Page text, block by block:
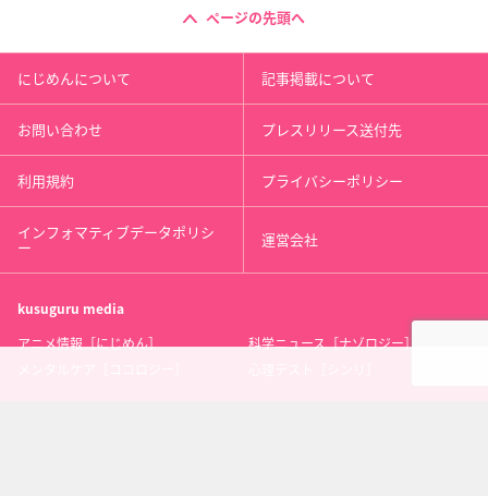
ページの先頭へ
にじめんについて 記事掲載について
お問い合わせ プレスリリース送付先
利用規約 プライバシーポリシー
インフォマティブデータポリシ
ー 運営会社
kusuguru media
アニメ情報［にじめん］
科学ニュース［ナゾロジー］